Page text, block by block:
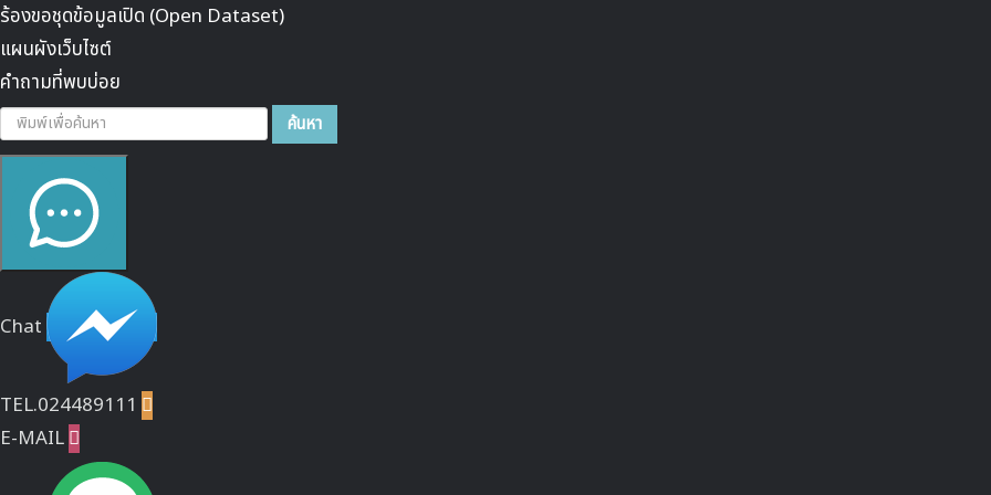
ร้องขอชุดข้อมูลเปิด (Open Dataset)
แผนผังเว็บไซต์
คำถามที่พบบ่อย
ค้นหา... ค้นหา
Chat
TEL.024489111 
E-MAIL